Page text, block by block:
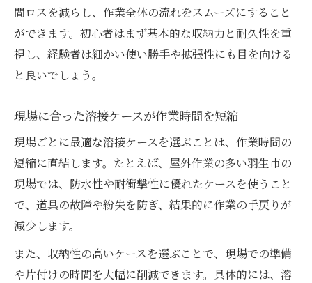
間ロスを減らし、作業全体の流れをスムーズにすること
ができます。初心者はまず基本的な収納力と耐久性を重
視し、経験者は細かい使い勝手や拡張性にも目を向ける
と良いでしょう。
現場に合った溶接ケースが作業時間を短縮
現場ごとに最適な溶接ケースを選ぶことは、作業時間の
短縮に直結します。たとえば、屋外作業の多い羽生市の
現場では、防水性や耐衝撃性に優れたケースを使うこと
で、道具の故障や紛失を防ぎ、結果的に作業の手戻りが
減少します。
また、収納性の高いケースを選ぶことで、現場での準備
や片付けの時間を大幅に削減できます。具体的には、溶